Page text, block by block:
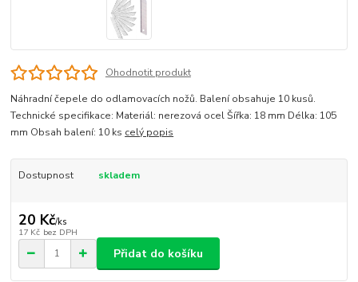
Ohodnotit produkt
Náhradní čepele do odlamovacích nožů. Balení obsahuje 10 kusů.
Technické specifikace: Materiál: nerezová ocel Šířka: 18 mm Délka: 105
mm Obsah balení: 10 ks celý popis
Dostupnost skladem
20 Kč/ks
17 Kč bez DPH
Přidat do košíku